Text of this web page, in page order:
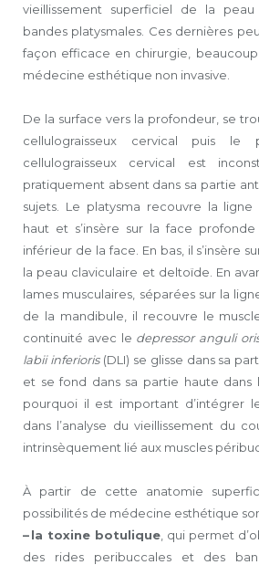
vieillissement superficiel de la
bandes platysmales. Ces dernières
façon efficace en chirurgie,
médecine esthétique non invasive.
De la surface vers la profondeur, se
cellulograisseux cervical puis le
cellulograisseux cervical est
pratiquement absent dans sa partie
sujets. Le platysma recouvre la ligne
haut et s’insère sur la face
inférieur de la face. En bas, il s’insère
la peau claviculaire et deltoïde. En
lames musculaires, séparées sur la
de la mandibule, il recouvre le
continuité avec le depressor anguli
labii inferioris(DLI) se glisse dans sa
et se fond dans sa partie haute dans
pourquoi il est important d’intégrer
dans l’analyse du vieillissement du
intrinsèquement lié aux muscles
À partir de cette anatomie
possibilités de médecine esthétique
– la toxine botulique, qui permet
des rides peribuccales et des